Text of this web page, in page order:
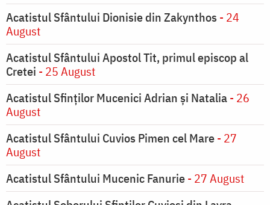
Acatistul Sfântului Dionisie din Zakynthos - 24
August
Acatistul Sfântului Apostol Tit, primul episcop al
Cretei - 25 August
Acatistul Sfinților Mucenici Adrian și Natalia- 26
August
Acatistul Sfântului Cuvios Pimen cel Mare- 27
August
Acatistul Sfântului Mucenic Fanurie- 27 August